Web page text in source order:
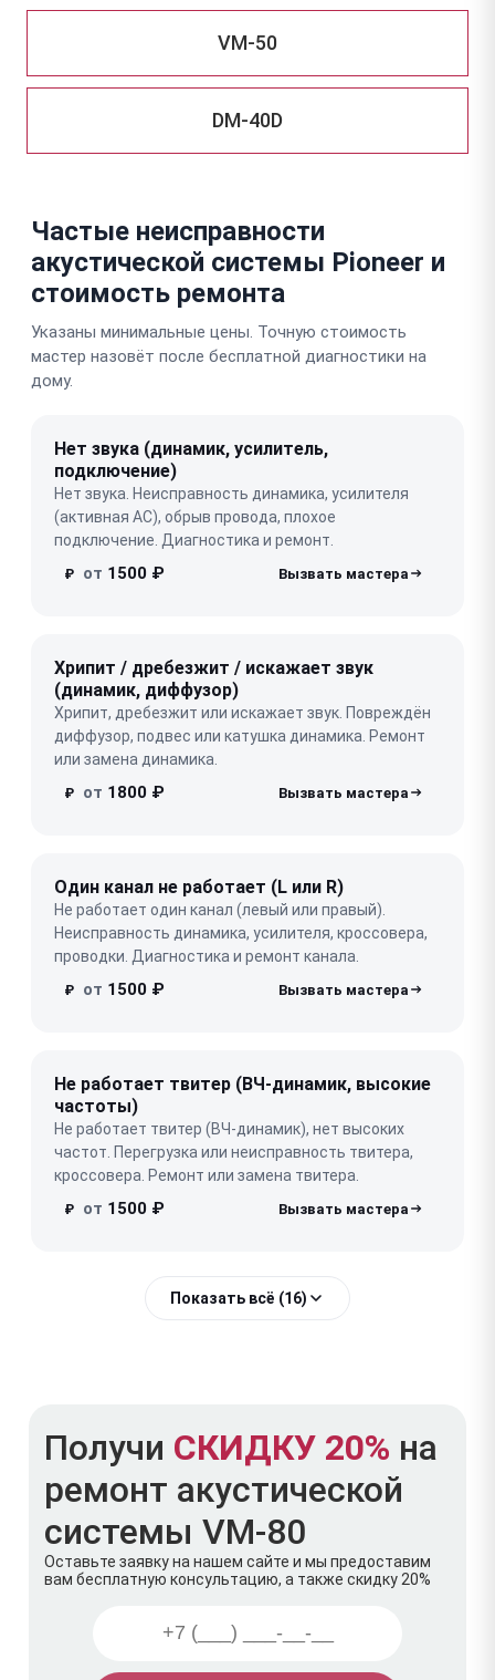
VM-50
DM-40D
Частые неисправности
акустической системы Pioneer и
стоимость ремонта
Указаны минимальные цены. Точную стоимость
мастер назовёт после бесплатной диагностики на
дому.
Нет звука (динамик, усилитель,
подключение)
Нет звука. Неисправность динамика, усилителя
(активная АС), обрыв провода, плохое
подключение. Диагностика и ремонт.
₽ от 1500 ₽
Хрипит / дребезжит / искажает звук
(динамик, диффузор)
Хрипит, дребезжит или искажает звук. Повреждён
диффузор, подвес или катушка динамика. Ремонт
или замена динамика.
₽ от 1800 ₽
Один канал не работает (L или R)
Не работает один канал (левый или правый).
Неисправность динамика, усилителя, кроссовера,
проводки. Диагностика и ремонт канала.
₽ от 1500 ₽
Не работает твитер (ВЧ-динамик, высокие
частоты)
Не работает твитер (ВЧ-динамик), нет высоких
частот. Перегрузка или неисправность твитера,
кроссовера. Ремонт или замена твитера.
₽ от 1500 ₽
Показать всё (16)
Получи СКИДКУ 20% на
ремонт акустической
системы VM-80
Оставьте заявку на нашем сайте и мы предоставим
вам бесплатную консультацию, а также скидку 20%